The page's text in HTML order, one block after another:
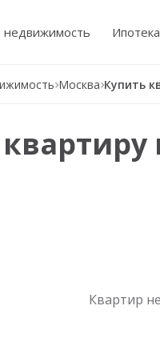
недвижимость Ипотека
Москва Купить
Квартир